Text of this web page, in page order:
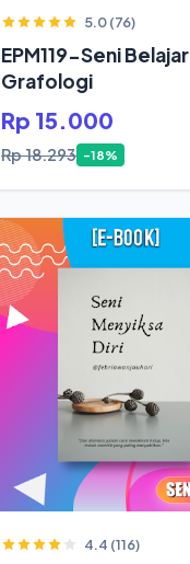
5.0 (76)
EPM119-Seni Belajar
Grafologi
Rp 15.000
Rp 18.293 -18%
4.4 (116)